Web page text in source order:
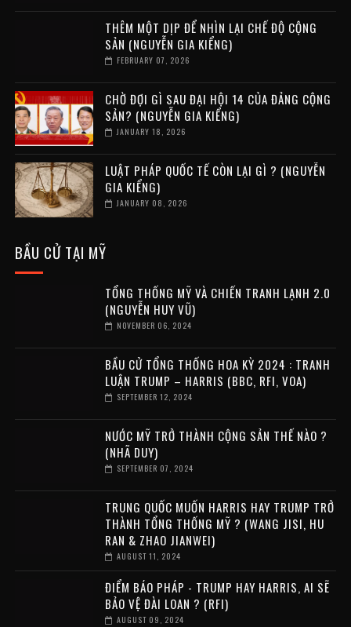
THÊM MỘT DỊP ĐỂ NHÌN LẠI CHẾ ĐỘ CỘNG
SẢN (NGUYỄN GIA KIỂNG)
FEBRUARY 07, 2026
CHỜ ĐỢI GÌ SAU ĐẠI HỘI 14 CỦA ĐẢNG CỘNG
SẢN? (NGUYỄN GIA KIỂNG)
JANUARY 18, 2026
LUẬT PHÁP QUỐC TẾ CÒN LẠI GÌ ? (NGUYỄN
GIA KIỂNG)
JANUARY 08, 2026
BẦU CỬ TẠI MỸ
TỔNG THỐNG MỸ VÀ CHIẾN TRANH LẠNH 2.0
(NGUYỄN HUY VŨ)
NOVEMBER 06, 2024
BẦU CỬ TỔNG THỐNG HOA KỲ 2024 : TRANH
LUẬN TRUMP – HARRIS (BBC, RFI, VOA)
SEPTEMBER 12, 2024
NƯỚC MỸ TRỞ THÀNH CỘNG SẢN THẾ NÀO ?
(NHÃ DUY)
SEPTEMBER 07, 2024
TRUNG QUỐC MUỐN HARRIS HAY TRUMP TRỞ
THÀNH TỔNG THỐNG MỸ ? (WANG JISI, HU
RAN & ZHAO JIANWEI)
AUGUST 11, 2024
ĐIỂM BÁO PHÁP - TRUMP HAY HARRIS, AI SẼ
BẢO VỆ ĐÀI LOAN ? (RFI)
AUGUST 09, 2024